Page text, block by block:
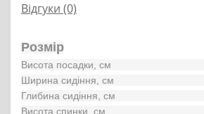
Відгуки (0)
Розмір
Висота посадки, см
Ширина сидіння, см
Глибина сидіння, см
Висота спинки, см